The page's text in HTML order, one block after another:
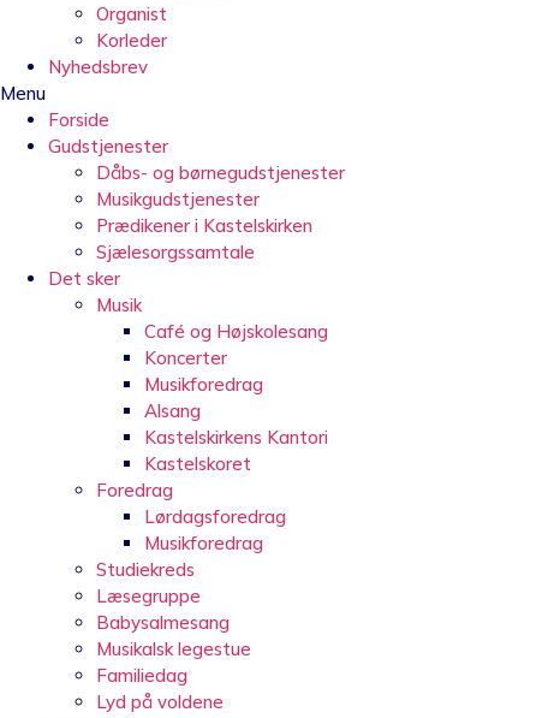
Organist
Korleder
Nyhedsbrev
Menu
Forside
Gudstjenester
Dåbs- og børnegudstjenester
Musikgudstjenester
Prædikener i Kastelskirken
Sjælesorgssamtale
Det sker
Musik
Café og Højskolesang
Koncerter
Musikforedrag
Alsang
Kastelskirkens Kantori
Kastelskoret
Foredrag
Lørdagsforedrag
Musikforedrag
Studiekreds
Læsegruppe
Babysalmesang
Musikalsk legestue
Familiedag
Lyd på voldene